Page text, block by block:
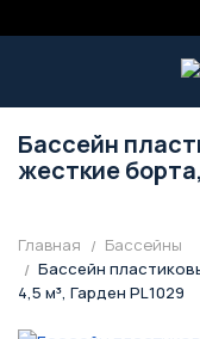
Бассейн
жесткие
Главная
Бассейны
Бассейн
4,5 м³, Гарден PL1029